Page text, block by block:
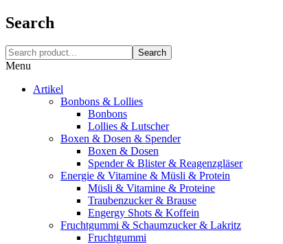
Search
Search
Menu
Artikel
Bonbons & Lollies
Bonbons
Lollies & Lutscher
Boxen & Dosen & Spender
Boxen & Dosen
Spender & Blister & Reagenzgläser
Energie & Vitamine & Müsli & Protein
Müsli & Vitamine & Proteine
Traubenzucker & Brause
Engergy Shots & Koffein
Fruchtgummi & Schaumzucker & Lakritz
Fruchtgummi